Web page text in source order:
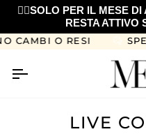
❤️‍🔥SOLO PER IL MESE
RESTA ATTIVO
Salta
contenuto
RESI SPEDIZIONE
LIVE